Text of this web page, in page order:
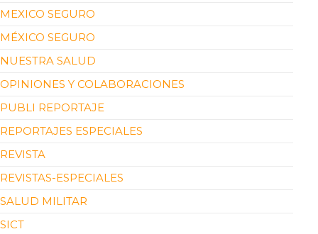
MEXICO SEGURO
MÉXICO SEGURO
NUESTRA SALUD
OPINIONES Y COLABORACIONES
PUBLI REPORTAJE
REPORTAJES ESPECIALES
REVISTA
REVISTAS-ESPECIALES
SALUD MILITAR
SICT